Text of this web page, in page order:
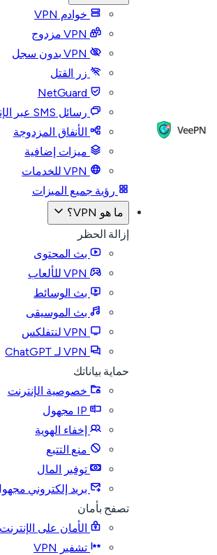
خوادم VPN
VPN مزدوج
VPN بدون سجل
زر القتل
NetGuard
رسائل SMS عبر الإنترنت
الأنفاق المزدوجة
ميزات إضافية
VPN للخدمات
رؤية جميع الميزات
ما هو VPN؟
إزالة الحظر
بث المحتوى
VPN للألعاب
بث الوسائط
بث الموسيقى
VPN لنتفلكس
VPN لـ ChatGPT
حماية بياناتك
خصوصية الإنترنت
IP مجهول
إخفاء الهوية
منع التتبع
توفير المال
بريد إلكتروني مجهول
تصفح بأمان
الأمان على الإنترنت
تشفير VPN